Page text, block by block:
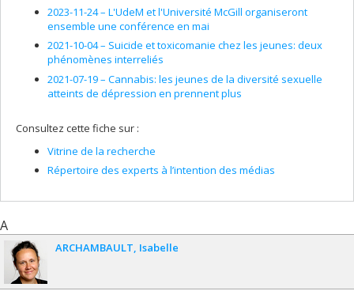
2023-11-24 – L'UdeM et l'Université McGill organiseront
ensemble une conférence en mai
2021-10-04 – Suicide et toxicomanie chez les jeunes: deux
phénomènes interreliés
2021-07-19 – Cannabis: les jeunes de la diversité sexuelle
atteints de dépression en prennent plus
Consultez cette fiche sur :
Vitrine de la recherche
Répertoire des experts à l’intention des médias
A
ARCHAMBAULT Isabelle